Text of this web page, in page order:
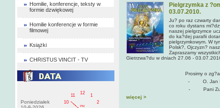
Homilie, konferencje, teksty w
formie dzwiękowej
Homilie konferencje w formie
filmowej
Książki
CHRISTUS VINCIT - TV
Poniedziałek
1
2
10
11
12
PM
Pielgrzymka z
03.07.2010.
Ju? po raz czwarty
co roku dystans
naszej pielgrzymce
do ka?dej parafii
pielgrzymkowym. W
Polsk?, Ojczyzn?
Zapraszamy
Gietrzwa?du w dniach 27.06 -
Prosimy o
- O. Jan
- Pani
więcej >